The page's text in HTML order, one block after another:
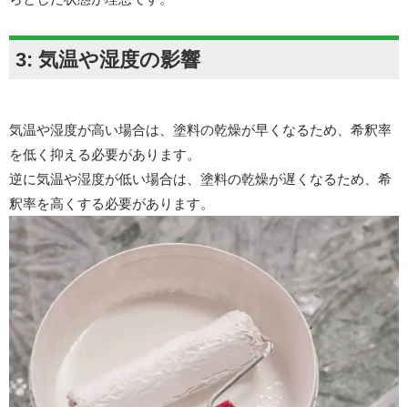
3: 気温や湿度の影響
気温や湿度が高い場合は、塗料の乾燥が早くなるため、希釈率
を低く抑える必要があります。
逆に気温や湿度が低い場合は、塗料の乾燥が遅くなるため、希
釈率を高くする必要があります。